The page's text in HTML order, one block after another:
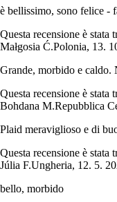
è bellissimo, sono felice -
Questa recensione è stata
Małgosia Ć.Polonia, 13.
Grande, morbido e caldo.
Questa recensione è stata
Bohdana M.Repubblica
Plaid meraviglioso e di
Questa recensione è stata
Júlia F.Ungheria, 12. 5.
bello, morbido